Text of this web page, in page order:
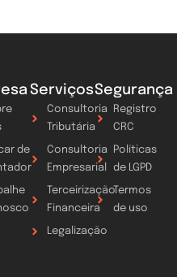
de
Serviços
Consultoria
Tributária
Consultoria
Empresarial
Terceirização
Financeira
Legalização
Segurança
Registro
CRC
Políticas
de LGPD
Termos
de uso